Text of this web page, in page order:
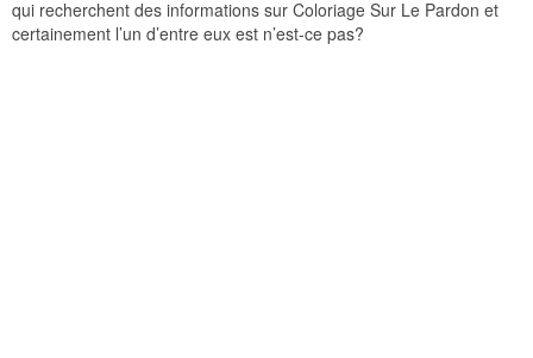
qui recherchent des informations sur Coloriage Sur Le Pardon et
certainement l’un d’entre eux est n’est-ce pas?